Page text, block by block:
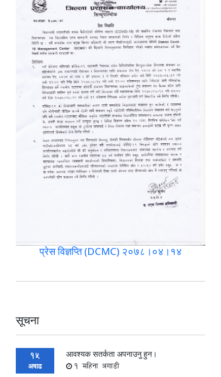
प्रेस विज्ञप्ति (DCMC) २०७८।०४।१४
सूचना
15
अषाढ
आवश्यक सतर्कता अपनाउनु हुन।
1 महिना अगाडी